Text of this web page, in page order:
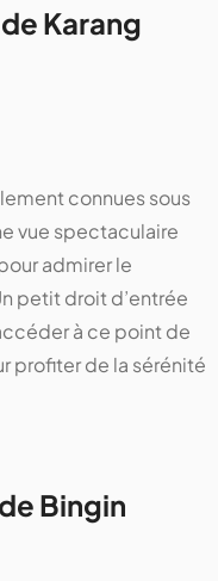
Karang
connues sous
vue spectaculaire
admirer le
petit droit d’entrée
à ce point de
profiter de la sérénité
Bingin